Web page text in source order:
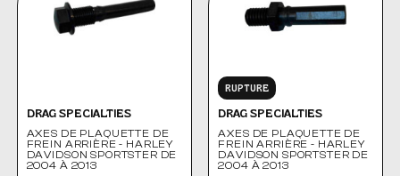
DRAG SPECIALTIES
AXES DE PLAQUETTE DE
FREIN ARRIÈRE - HARLEY
DAVIDSON SPORTSTER DE
2004 À 2013
RUPTURE
DRAG SPECIALTIES
AXES DE PLAQUETTE DE
FREIN ARRIÈRE - HARLEY
DAVIDSON SPORTSTER DE
2004 À 2013